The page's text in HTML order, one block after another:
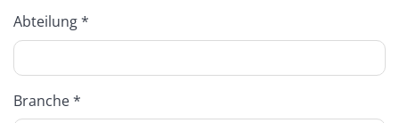
Abteilung *
Branche *